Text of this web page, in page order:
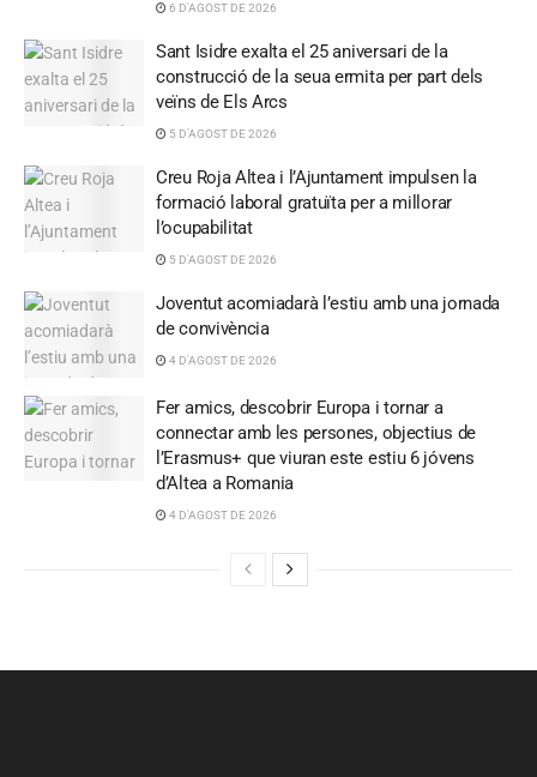
6 D'AGOST DE 2026
Sant Isidre exalta el 25 aniversari de la
construcció de la seua ermita per part dels
veïns de Els Arcs
5 D'AGOST DE 2026
Creu Roja Altea i l’Ajuntament impulsen la
formació laboral gratuïta per a millorar
l’ocupabilitat
5 D'AGOST DE 2026
Joventut acomiadarà l’estiu amb una jornada
de convivència
4 D'AGOST DE 2026
Fer amics, descobrir Europa i tornar a
connectar amb les persones, objectius de
l’Erasmus+ que viuran este estiu 6 jóvens
d’Altea a Romania
4 D'AGOST DE 2026